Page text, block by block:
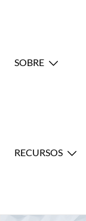
SOBRE
RECURSOS